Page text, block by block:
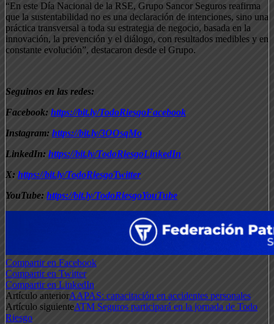
“En este Día Nacional de la RSE, Grupo Sancor Seguros reafirma
que la sustentabilidad no es una declaración de intenciones, sino una
práctica transversal a toda su estrategia de negocio, basada en la
innovación, la prevención y el diálogo, con resultados medibles y en
constante evolución”, destacaron desde el Grupo.
Seguinos en las redes:
Facebook: https://bit.ly/TodoRiesgoFacebook
Instagram: https://bit.ly/3OOsqMo
LinkedIn: https://bit.ly/TodoRiesgoLinkedIn
X: https://bit.ly/TodoRiesgoTwitter
YouTube: https://bit.ly/TodoRiesgoYouTube
Compartir en Facebook
Compartir en Twitter
Compartir en LinkedIn
Artículo anteriorAAPAS: capacitación en accidentes personales
Artículo siguienteATM Seguros participará en la jornada de Todo
Riesgo